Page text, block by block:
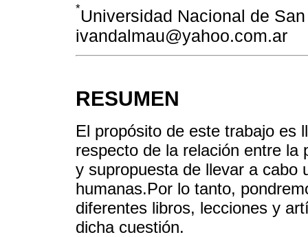
*Universidad Nacional de
ivandalmau@yahoo.com.ar
RESUMEN
El propósito de este trabajo es
respecto de la relación entre la
y supropuesta de llevar a cabo
humanas.Por lo tanto,
diferentes libros, lecciones y
dicha cuestión.